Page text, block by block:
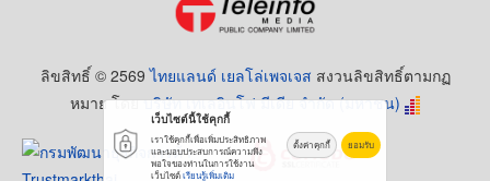
ลิขสิทธิ์ © 2569ไทยแลนด์ เยลโล่เพจเจส สงวนลิขสิทธิ์ตามกฏ
หมาย โดยบริษัท เทเลอินโฟ มีเดีย จำกัด (มหาชน)
เว็บไซต์นี้ใช้คุกกี้
เราใช้คุกกี้เพื่อเพิ่มประสิทธิภาพ
และมอบประสบการณ์ความพึง
พอใจของท่านในการใช้งาน
เว็บไซต์เรียนรู้เพิ่มเติม
ตั้งค่าคุกกี้ ยอมรับ